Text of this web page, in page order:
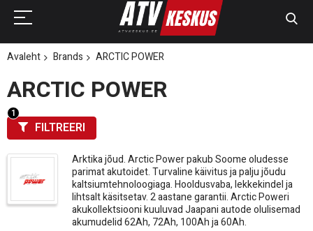
Avaleht Brands ARCTIC POWER
ARCTIC POWER
Arktika jõud. Arctic Power pakub Soome oludesse
parimat akutoidet. Turvaline käivitus ja palju jõudu
kaltsiumtehnoloogiaga. Hooldusvaba, lekkekindel ja
lihtsalt käsitsetav. 2 aastane garantii. Arctic Poweri
akukollektsiooni kuuluvad Jaapani autode olulisemad
akumudelid 62Ah, 72Ah, 100Ah ja 60Ah.
FILTREERI